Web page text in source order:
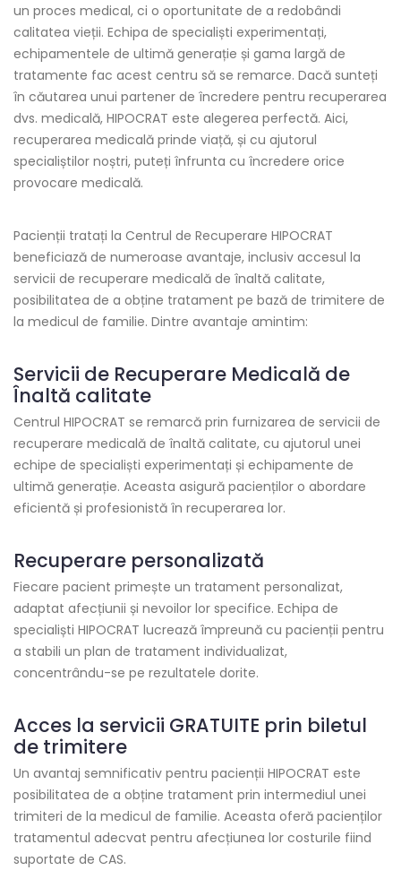
un proces medical, ci o oportunitate de a redobândi
calitatea vieții. Echipa de specialiști experimentați,
echipamentele de ultimă generație și gama largă de
tratamente fac acest centru să se remarce. Dacă sunteți
în căutarea unui partener de încredere pentru recuperarea
dvs. medicală, HIPOCRAT este alegerea perfectă. Aici,
recuperarea medicală prinde viață, și cu ajutorul
specialiștilor noștri, puteți înfrunta cu încredere orice
provocare medicală.
Pacienții tratați la Centrul de Recuperare HIPOCRAT
beneficiază de numeroase avantaje, inclusiv accesul la
servicii de recuperare medicală de înaltă calitate,
posibilitatea de a obține tratament pe bază de trimitere de
la medicul de familie. Dintre avantaje amintim:
Servicii de Recuperare Medicală de
Înaltă calitate
Centrul HIPOCRAT se remarcă prin furnizarea de servicii de
recuperare medicală de înaltă calitate, cu ajutorul unei
echipe de specialiști experimentați și echipamente de
ultimă generație. Aceasta asigură pacienților o abordare
eficientă și profesionistă în recuperarea lor.
Recuperare personalizată
Fiecare pacient primește un tratament personalizat,
adaptat afecțiunii și nevoilor lor specifice. Echipa de
specialiști HIPOCRAT lucrează împreună cu pacienții pentru
a stabili un plan de tratament individualizat,
concentrându-se pe rezultatele dorite.
Acces la servicii GRATUITE prin biletul
de trimitere
Un avantaj semnificativ pentru pacienții HIPOCRAT este
posibilitatea de a obține tratament prin intermediul unei
trimiteri de la medicul de familie. Aceasta oferă pacienților
tratamentul adecvat pentru afecțiunea lor costurile fiind
suportate de CAS.